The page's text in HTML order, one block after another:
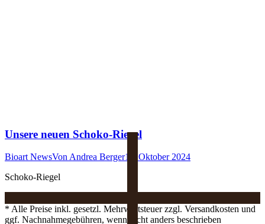
Unsere neuen Schoko-Riegel
Bioart NewsVon Andrea Berger11. Oktober 2024
Schoko-Riegel
* Alle Preise inkl. gesetzl. Mehrwertsteuer zzgl. Versandkosten und
ggf. Nachnahmegebühren, wenn nicht anders beschrieben